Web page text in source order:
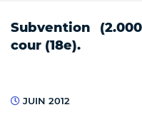
Subvention
cour (18e).
JUIN 2012